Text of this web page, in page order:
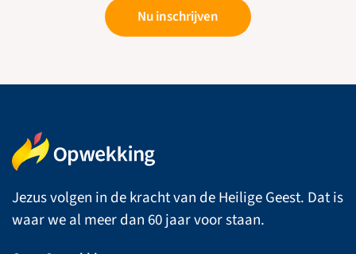
Nu inschrijven
Jezus volgen in de kracht van de Heilige Geest. Dat is
waar we al meer dan 60 jaar voor staan.